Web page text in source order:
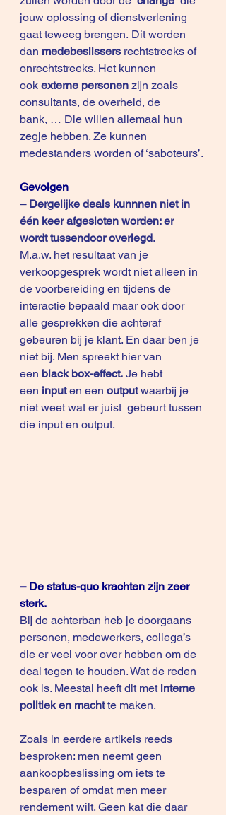
jouw oplossing of dienstverlening
gaat teweeg brengen. Dit worden
dan medebeslissers rechtstreeks of
onrechtstreeks. Het kunnen
ook externe personen zijn zoals
consultants, de overheid, de
bank, … Die willen allemaal hun
zegje hebben. Ze kunnen
medestanders worden of ‘saboteurs’.
Gevolgen
– Dergelijke deals kunnnen niet in
één keer afgesloten worden: er
wordt tussendoor overlegd.
M.a.w. het resultaat van je
verkoopgesprek wordt niet alleen in
de voorbereiding en tijdens de
interactie bepaald maar ook door
alle gesprekken die achteraf
gebeuren bij je klant. En daar ben je
niet bij. Men spreekt hier van
een black box-effect. Je hebt
een input en een output waarbij je
niet weet wat er juist  gebeurt tussen
die input en output.
– De status-quo krachten zijn zeer
sterk.
Bij de achterban heb je doorgaans
personen, medewerkers, collega’s
die er veel voor over hebben om de
deal tegen te houden. Wat de reden
ook is. Meestal heeft dit met interne
politiek en macht te maken.
Zoals in eerdere artikels reeds
besproken: men neemt geen
aankoopbeslissing om iets te
besparen of omdat men meer
rendement wilt. Geen kat die daar